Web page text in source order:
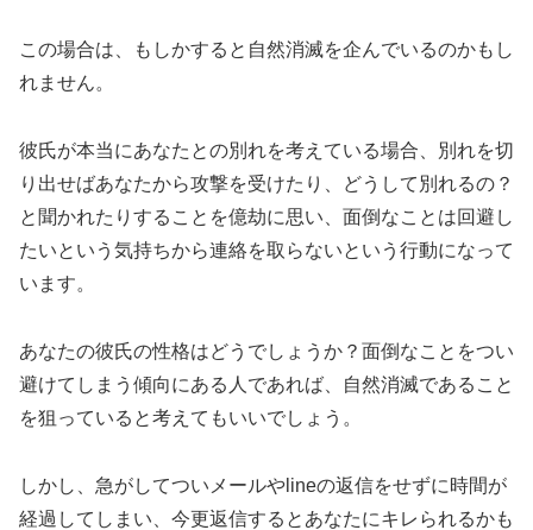
この場合は、もしかすると自然消滅を企んでいるのかもし
れません。
彼氏が本当にあなたとの別れを考えている場合、別れを切
り出せばあなたから攻撃を受けたり、どうして別れるの？
と聞かれたりすることを億劫に思い、面倒なことは回避し
たいという気持ちから連絡を取らないという行動になって
います。
あなたの彼氏の性格はどうでしょうか？面倒なことをつい
避けてしまう傾向にある人であれば、自然消滅であること
を狙っていると考えてもいいでしょう。
しかし、急がしてついメールやlineの返信をせずに時間が
経過してしまい、今更返信するとあなたにキレられるかも